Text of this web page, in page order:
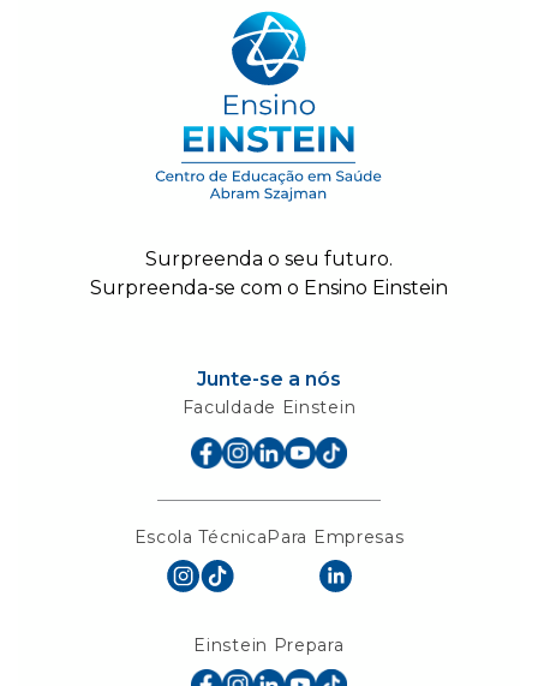
Surpreenda o seu futuro.
Surpreenda-se com o Ensino Einstein
Junte-se a nós
Faculdade Einstein
Escola Técnica Para Empresas
Einstein Prepara